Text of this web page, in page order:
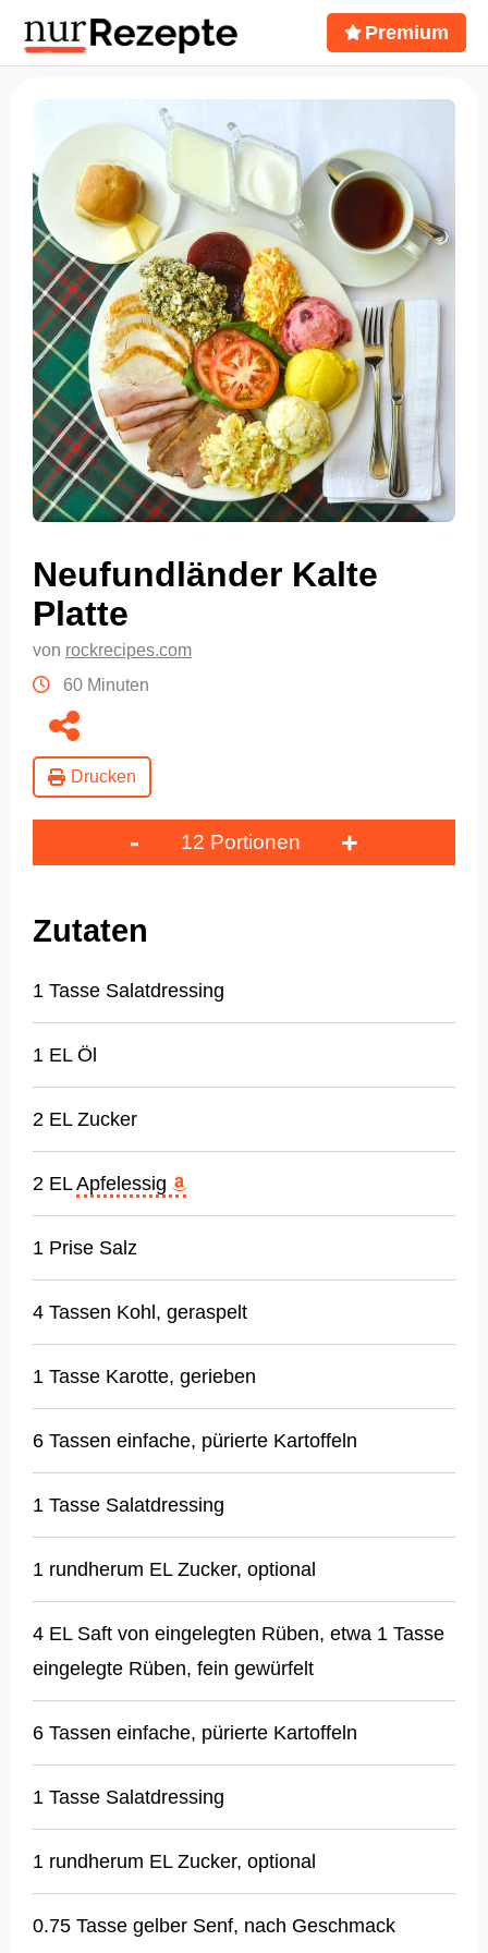
Premium
Neufundländer Kalte
Platte
von rockrecipes.com
60 Minuten
Drucken
- 12 Portionen +
Zutaten
1 Tasse Salatdressing
1 EL Öl
2 EL Zucker
2 ELApfelessig
1 Prise Salz
4 Tassen Kohl, geraspelt
1 Tasse Karotte, gerieben
6 Tassen einfache, pürierte Kartoffeln
1 Tasse Salatdressing
1 rundherum EL Zucker, optional
4 EL Saft von eingelegten Rüben, etwa 1 Tasse
eingelegte Rüben, fein gewürfelt
6 Tassen einfache, pürierte Kartoffeln
1 Tasse Salatdressing
1 rundherum EL Zucker, optional
0.75 Tasse gelber Senf, nach Geschmack